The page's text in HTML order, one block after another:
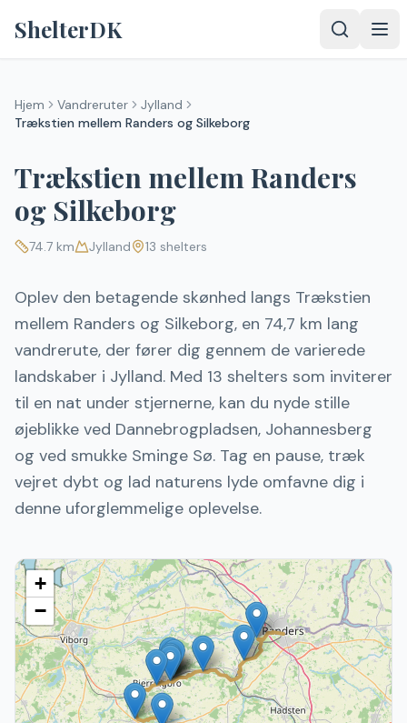
ShelterDK
Hjem Vandreruter
Jylland
Trækstien mellem Randers og Silkeborg
Trækstien mellem Randers
og Silkeborg
74.7 km Jylland 13 shelters
Oplev den betagende skønhed langs Trækstien
mellem Randers og Silkeborg, en 74,7 km lang
vandrerute, der fører dig gennem de varierede
landskaber i Jylland. Med 13 shelters som inviterer
til en nat under stjernerne, kan du nyde stille
øjeblikke ved Dannebrogpladsen, Johannesberg
og ved smukke Sminge Sø. Tag en pause, træk
vejret dybt og lad naturens lyde omfavne dig i
denne uforglemmelige oplevelse.
+
−